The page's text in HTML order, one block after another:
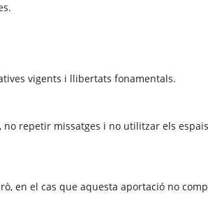
vigents i llibertats fonamentals.
repetir missatges i no utilitzar els
en el cas que aquesta aportació no